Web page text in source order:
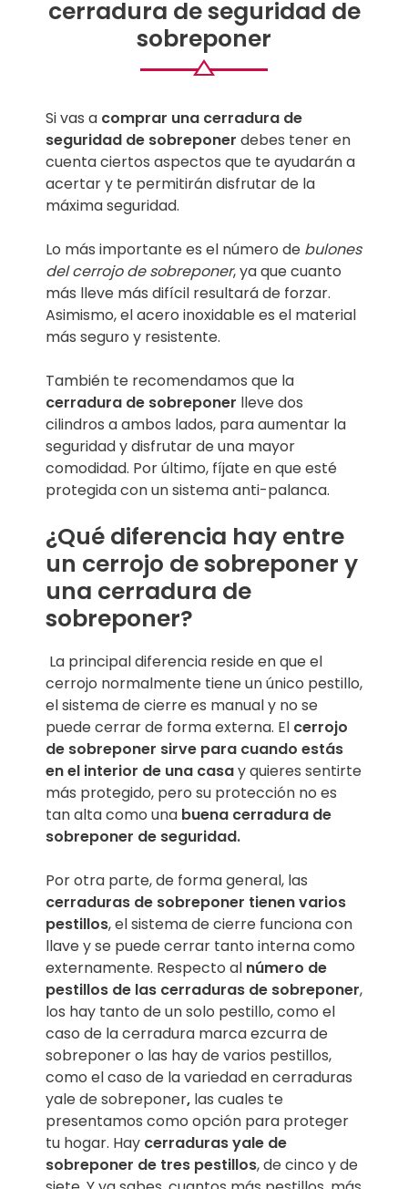
cerradura de seguridad de
sobreponer
Si vas a comprar una cerradura de
seguridad de sobreponer debes tener en
cuenta ciertos aspectos que te ayudarán a
acertar y te permitirán disfrutar de la
máxima seguridad.
Lo más importante es el número de bulones
del cerrojo de sobreponer, ya que cuanto
más lleve más difícil resultará de forzar.
Asimismo, el acero inoxidable es el material
más seguro y resistente.
También te recomendamos que la
cerradura de sobreponer lleve dos
cilindros a ambos lados, para aumentar la
seguridad y disfrutar de una mayor
comodidad. Por último, fíjate en que esté
protegida con un sistema anti-palanca.
¿Qué diferencia hay entre
un cerrojo de sobreponer y
una cerradura de
sobreponer?
La principal diferencia reside en que el
cerrojo normalmente tiene un único pestillo,
el sistema de cierre es manual y no se
puede cerrar de forma externa. El cerrojo
de sobreponer sirve para cuando estás
en el interior de una casay quieres sentirte
más protegido, pero su protección no es
tan alta como una buena cerradura de
sobreponer de seguridad.
Por otra parte, de forma general, las
cerraduras de sobreponer tienen varios
pestillos, el sistema de cierre funciona con
llave y se puede cerrar tanto interna como
externamente. Respecto al número de
pestillos de las cerraduras de sobreponer,
los hay tanto de un solo pestillo, como el
caso de la cerradura marca ezcurra de
sobreponer o las hay de varios pestillos,
como el caso de la variedad en cerraduras
yale de sobreponer, las cuales te
presentamos como opción para proteger
tu hogar. Hay cerraduras yale de
sobreponer de tres pestillos, de cinco y de